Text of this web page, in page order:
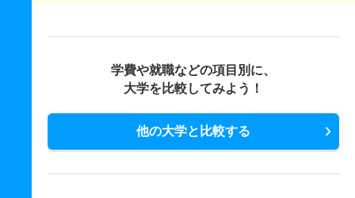
学費や就職などの項目別に、
大学を比較してみよう！
他の大学と比較する